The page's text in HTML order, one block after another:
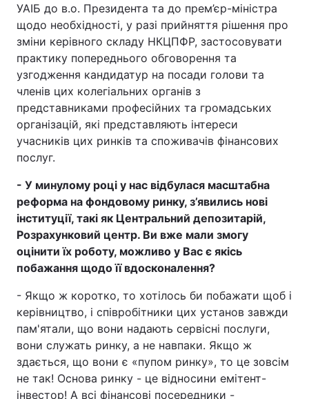
УАІБ до в.о. Президента та до прем’єр-міністра
щодо необхідності, у разі прийняття рішення про
зміни керівного складу НКЦПФР, застосовувати
практику попереднього обговорення та
узгодження кандидатур на посади голови та
членів цих колегіальних органів з
представниками професійних та громадських
організацій, які представляють інтереси
учасників цих ринків та споживачів фінансових
послуг.
- У минулому році у нас відбулася масштабна
реформа на фондовому ринку, з’явились нові
інституції, такі як Центральний депозитарій,
Розрахунковий центр. Ви вже мали змогу
оцінити їх роботу, можливо у Вас є якісь
побажання щодо її вдосконалення?
- Якщо ж коротко, то хотілось би побажати щоб і
керівництво, і співробітники цих установ завжди
пам'ятали, що вони надають сервісні послуги,
вони служать ринку, а не навпаки. Якщо ж
здається, що вони є «пупом ринку», то це зовсім
не так! Основа ринку - це відносини емітент-
інвестор! А всі фінансові посередники -